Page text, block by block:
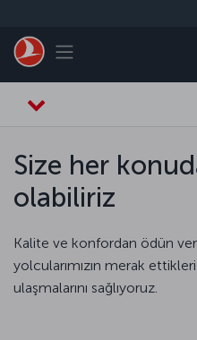
Toggle navigation
Size her
olabiliriz
Kalite ve konfordan ödün
yolcularımızın merak
ulaşmalarını sağlıyoruz.